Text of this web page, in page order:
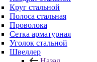
Круг стальной
Полоса стальная
Проволока
Сетка арматурная
Уголок стальной
Швеллер